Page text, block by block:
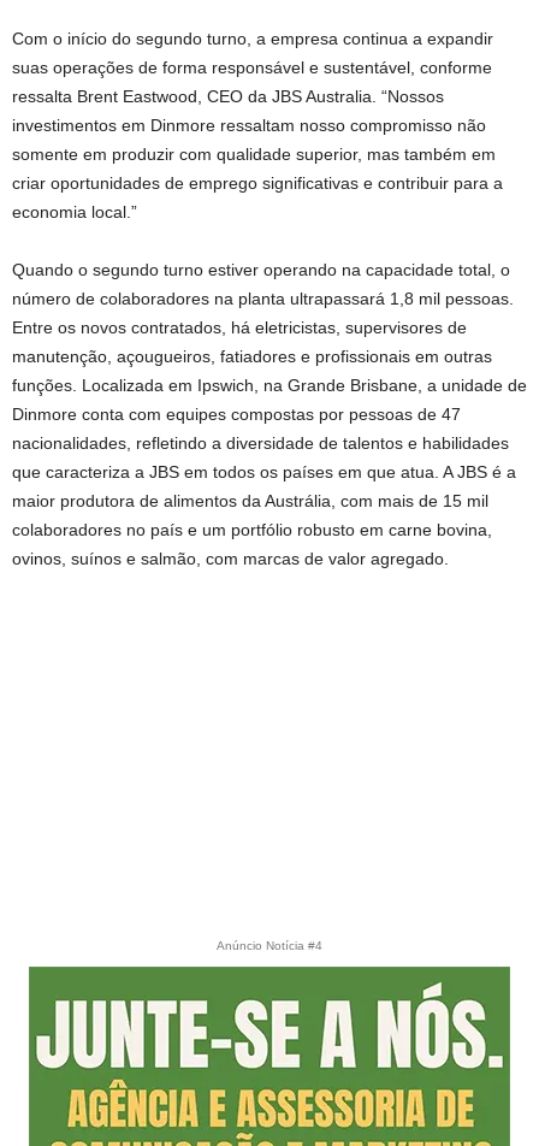
Com o início do segundo turno, a empresa continua a expandir
suas operações de forma responsável e sustentável, conforme
ressalta Brent Eastwood, CEO da JBS Australia. “Nossos
investimentos em Dinmore ressaltam nosso compromisso não
somente em produzir com qualidade superior, mas também em
criar oportunidades de emprego significativas e contribuir para a
economia local.”
Quando o segundo turno estiver operando na capacidade total, o
número de colaboradores na planta ultrapassará 1,8 mil pessoas.
Entre os novos contratados, há eletricistas, supervisores de
manutenção, açougueiros, fatiadores e profissionais em outras
funções. Localizada em Ipswich, na Grande Brisbane, a unidade de
Dinmore conta com equipes compostas por pessoas de 47
nacionalidades, refletindo a diversidade de talentos e habilidades
que caracteriza a JBS em todos os países em que atua. A JBS é a
maior produtora de alimentos da Austrália, com mais de 15 mil
colaboradores no país e um portfólio robusto em carne bovina,
ovinos, suínos e salmão, com marcas de valor agregado.
Anúncio Notícia #4